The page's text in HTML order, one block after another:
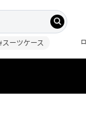
スーツケース